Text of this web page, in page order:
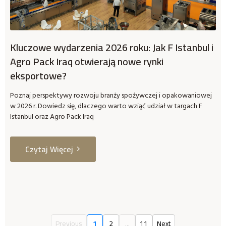
Kluczowe wydarzenia 2026 roku: Jak F Istanbul i
Agro Pack Iraq otwierają nowe rynki
eksportowe?
Poznaj perspektywy rozwoju branży spożywczej i opakowaniowej
w 2026 r. Dowiedz się, dlaczego warto wziąć udział w targach F
Istanbul oraz Agro Pack Iraq
Czytaj Więcej
Previous 1 2 ... 11 Next